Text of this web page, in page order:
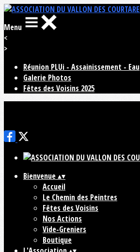
Menu
<
>
Réunion PLUi - Assainissement - Eau
Galerie Photos
Fêtes des Voisins 2025
Bienvenue▴▾
Accueil
Le Chemin des Peintres
Fêtes des Voisins
Nos Actions
Vide-Greniers
Boutique